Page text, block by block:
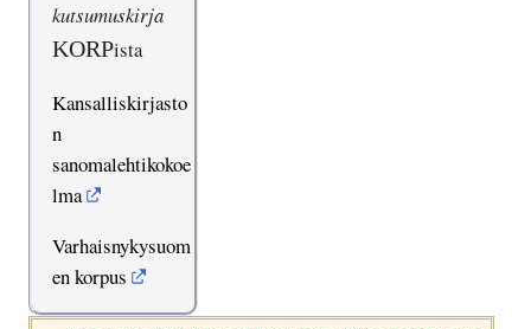
kutsumuskirja
KORPista
Kansalliskirjasto
n
sanomalehtikokoe
lma
Varhaisnykysuom
en korpus